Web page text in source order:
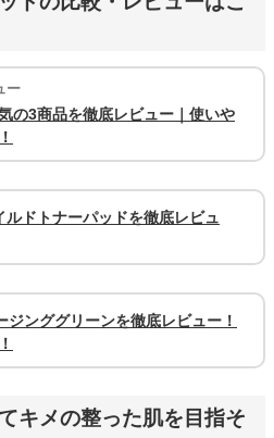
ー
の3商品を徹底レビュー｜使いや
ドトナーパッドを徹底レビュ
ジンググリーンを徹底レビュー！
キメの整った肌を目指そ